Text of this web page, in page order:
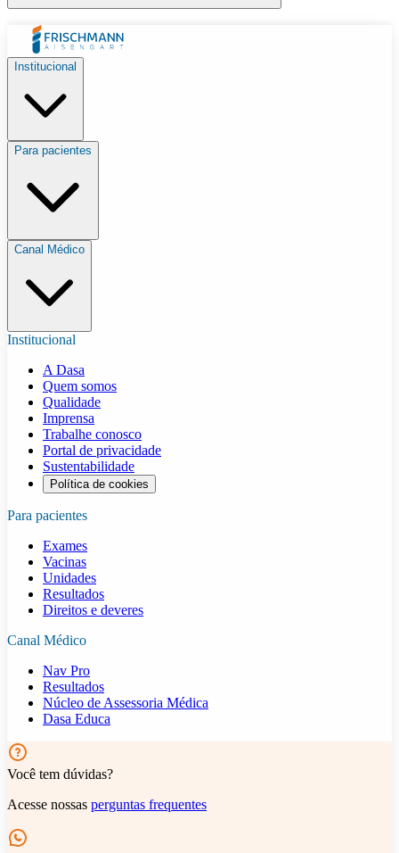
Institucional
Para pacientes
Canal Médico
Institucional
A Dasa
Quem somos
Qualidade
Imprensa
Trabalhe conosco
Portal de privacidade
Sustentabilidade
Política de cookies
Para pacientes
Exames
Vacinas
Unidades
Resultados
Direitos e deveres
Canal Médico
Nav Pro
Resultados
Núcleo de Assessoria Médica
Dasa Educa
Você tem dúvidas?
Acesse nossas perguntas frequentes